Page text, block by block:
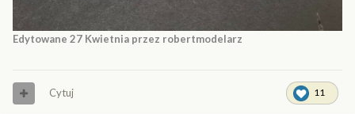
Edytowane 27 Kwietnia przez robertmodelarz
11
Cytuj